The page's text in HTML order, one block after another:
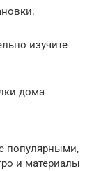
изучите
дома
популярными,
и материалы